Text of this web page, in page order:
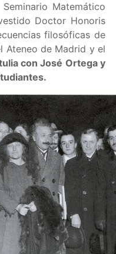
Matemático
Doctor Honoris
filosóficas de
Ateneo de Madrid y el
con José Ortega y